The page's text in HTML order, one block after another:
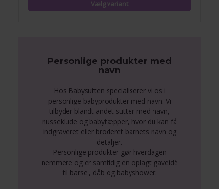
Personlige produkter med
navn
Hos Babysutten specialiserer vi os i
personlige babyprodukter med navn. Vi
tilbyder blandt andet sutter med navn,
nusseklude og babytæpper, hvor du kan få
indgraveret eller broderet barnets navn og
detaljer.
Personlige produkter gør hverdagen
nemmere og er samtidig en oplagt gaveidé
til barsel, dåb og babyshower.